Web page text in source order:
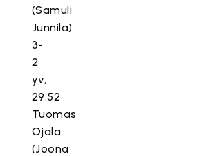
(Samuli
Junnila)
3-
2
yv,
29.52
Tuomas
Ojala
(Joona